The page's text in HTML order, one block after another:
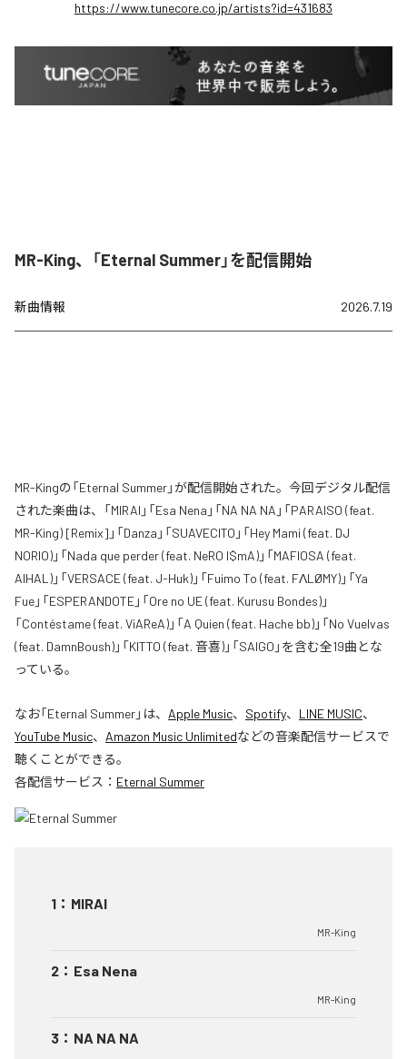
https://www.tunecore.co.jp/artists?id=431683
MR-King、「Eternal Summer」を配信開始
新曲情報 2026.7.19
MR-Kingの「Eternal Summer」が配信開始された。今回デジタル配信
された楽曲は、「MIRAI」「Esa Nena」「NA NA NA」「PARAISO (feat.
MR-King) [Remix]」「Danza」「SUAVECITO」「Hey Mami (feat. DJ
NORIO)」「Nada que perder (feat. NeRO I$mA)」「MAFIOSA (feat.
AIHAL)」「VERSACE (feat. J-Huk)」「Fuimo To (feat. FΛLØMY)」「Ya
Fue」「ESPERANDOTE」「Ore no UE (feat. Kurusu Bondes)」
「Contéstame (feat. ViAReA)」「A Quien (feat. Hache bb)」「No Vuelvas
(feat. DamnBoush)」「KITTO (feat. 音喜)」「SAIGO」を含む全19曲とな
っている。
なお「Eternal Summer」は、 Apple Music、 Spotify、 LINE MUSIC、
YouTube Music、 Amazon Music Unlimitedなどの音楽配信サービスで
聴くことができる。
各配信サービス： Eternal Summer
1 ： MIRAI
MR-King
2 ： Esa Nena
MR-King
3 ： NA NA NA